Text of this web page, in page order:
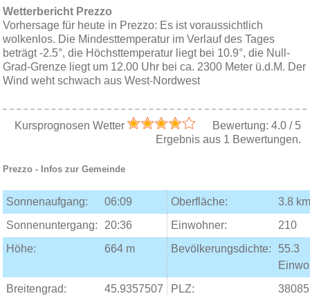
Wetterbericht Prezzo
Vorhersage für heute in Prezzo: Es ist voraussichtlich
wolkenlos. Die Mindesttemperatur im Verlauf des Tages
beträgt -2.5°, die Höchsttemperatur liegt bei 10.9°, die Null-
Grad-Grenze liegt um 12.00 Uhr bei ca. 2300 Meter ü.d.M. Der
Wind weht schwach aus West-Nordwest
Kursprognosen Wetter Bewertung: 4.0/ 5
Ergebnis aus 1 Bewertungen.
Prezzo - Infos zur Gemeinde
Sonnenaufgang: 06:09 Oberfläche:
3.8
Sonnenuntergang:
20:36 Einwohner:
210
Höhe:
664 m Bevölkerungsdichte:
55.3
Breitengrad:
45.9357507 PLZ:
38085